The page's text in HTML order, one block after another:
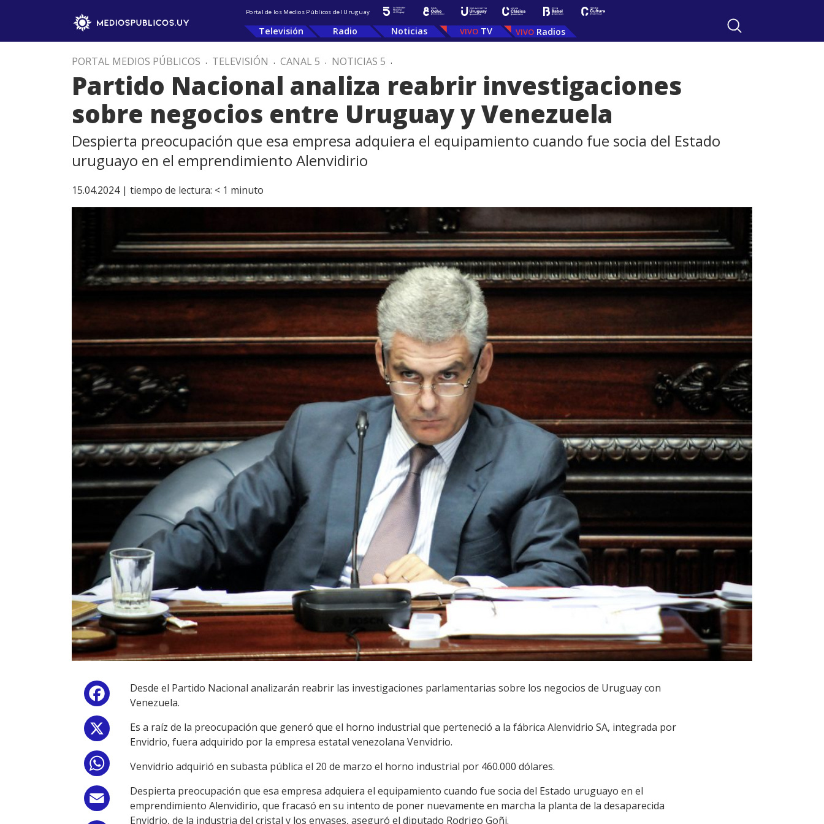
Portal de los Medios Públicos del Uruguay
Televisión Radio Noticias TV Radios
PORTAL MEDIOS PÚBLICOS . TELEVISIÓN . CANAL 5 . NOTICIAS 5 .
Partido Nacional analiza reabrir investigaciones
sobre negocios entre Uruguay y Venezuela
Despierta preocupación que esa empresa adquiera el equipamiento cuando fue socia del Estado
uruguayo en el emprendimiento Alenvidirio
15.04.2024 | tiempo de lectura: < 1 minuto
Facebook
WhatsApp
Email
Desde el Partido Nacional analizarán reabrir las investigaciones parlamentarias sobre los negocios de Uruguay con
Venezuela.
Es a raíz de la preocupación que generó que el horno industrial que perteneció a la fábrica Alenvidrio SA, integrada por
Envidrio, fuera adquirido por la empresa estatal venezolana Venvidrio.
Venvidrio adquirió en subasta pública el 20 de marzo el horno industrial por 460.000 dólares.
Despierta preocupación que esa empresa adquiera el equipamiento cuando fue socia del Estado uruguayo en el
emprendimiento Alenvidirio, que fracasó en su intento de poner nuevamente en marcha la planta de la desaparecida
Envidrio, de la industria del cristal y los envases, aseguró el diputado Rodrigo Goñi.